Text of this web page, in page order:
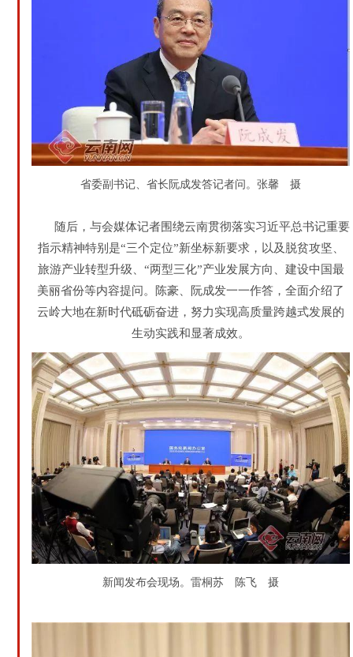
省委副书记、省长阮成发答记者问。张馨 摄
随后，与会媒体记者围绕云南贯彻落实习近平总书记重要
指示精神特别是“三个定位”新坐标新要求，以及脱贫攻坚、
旅游产业转型升级、“两型三化”产业发展方向、建设中国最
美丽省份等内容提问。陈豪、阮成发一一作答，全面介绍了
云岭大地在新时代砥砺奋进，努力实现高质量跨越式发展的
生动实践和显著成效。
新闻发布会现场。雷桐苏 陈飞 摄